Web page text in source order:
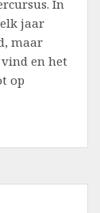
In
jaar
maar
en het
op